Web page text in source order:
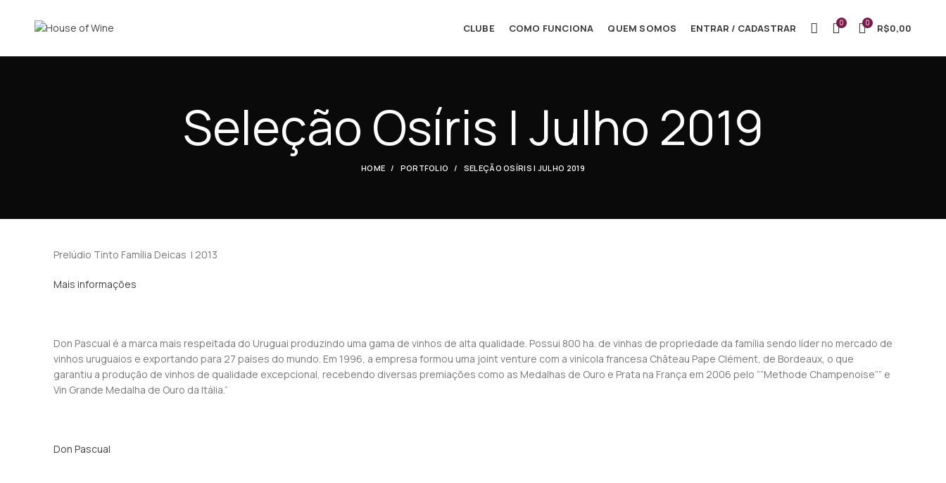
CLUBE COMO FUNCIONA QUEM SOMOS ENTRAR / CADASTRAR 0 0 R$0,00
Seleção Osíris | Julho 2019
HOME PORTFOLIO SELEÇÃO OSÍRIS | JULHO 2019
Prelúdio Tinto Família Deicas | 2013
Mais informações
Don Pascual é a marca mais respeitada do Uruguai produzindo uma gama de vinhos de alta qualidade. Possui 800 ha. de vinhas de propriedade da família sendo líder no mercado de
vinhos uruguaios e exportando para 27 países do mundo. Em 1996, a empresa formou uma joint venture com a vinícola francesa Château Pape Clément, de Bordeaux, o que
garantiu a produção de vinhos de qualidade excepcional, recebendo diversas premiações como as Medalhas de Ouro e Prata na França em 2006 pelo “”Methode Champenoise”” e
Vin Grande Medalha de Ouro da Itália.”
Don Pascual